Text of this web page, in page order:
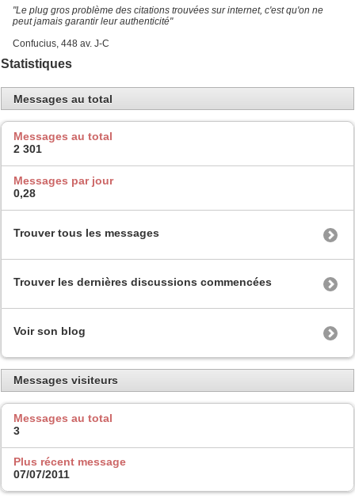
"Le plug gros problème des citations trouvées sur internet, c'est qu'on ne
peut jamais garantir leur authenticité"
Confucius, 448 av. J-C
Statistiques
Messages au total
Messages au total
2 301
Messages par jour
0,28
Trouver tous les messages
Trouver les dernières discussions commencées
Voir son blog
Messages visiteurs
Messages au total
3
Plus récent message
07/07/2011